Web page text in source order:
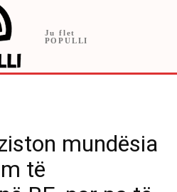
Ju flet
POPULLI
mundësia
të